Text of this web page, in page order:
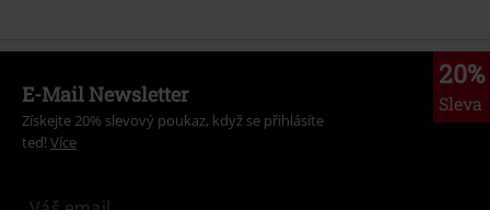
20%
Sleva
E-Mail Newsletter
Získejte 20% slevový poukaz, když se přihlásíte
teď! Více